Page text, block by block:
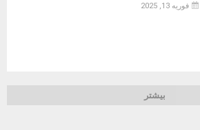
فوریه 13, 2025
بیشتر